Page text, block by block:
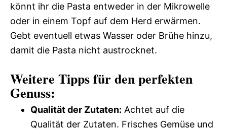
könnt ihr die Pasta entweder in der Mikrowelle
oder in einem Topf auf dem Herd erwärmen.
Gebt eventuell etwas Wasser oder Brühe hinzu,
damit die Pasta nicht austrocknet.
Weitere Tipps für den perfekten
Genuss:
Qualität der Zutaten: Achtet auf die
Qualität der Zutaten. Frisches Gemüse und